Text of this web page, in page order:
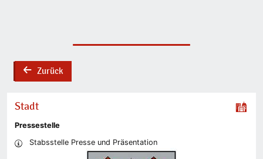
backZurück
Stadt
Pressestelle
Stabsstelle Presse und Präsentation